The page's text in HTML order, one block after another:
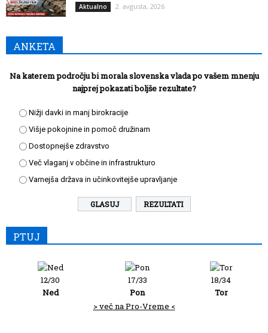
Aktualno 2. avgusta, 2026
ANKETA
Na katerem področju bi morala slovenska vlada po vašem mnenju
najprej pokazati boljše rezultate?
Nižji davki in manj birokracije
Višje pokojnine in pomoč družinam
Dostopnejše zdravstvo
Več vlaganj v občine in infrastrukturo
Varnejša država in učinkovitejše upravljanje
REZULTATI
PTUJ
12/30
Ned
17/33
Pon
18/34
Tor
> več na Pro-Vreme <